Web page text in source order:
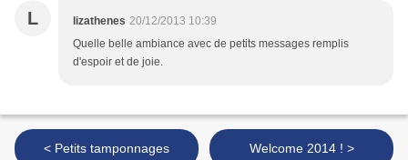
L lizathenes 20/12/2013 10:39
Quelle belle ambiance avec de petits messages remplis
d'espoir et de joie.
< Petits tamponnages Welcome 2014 ! >